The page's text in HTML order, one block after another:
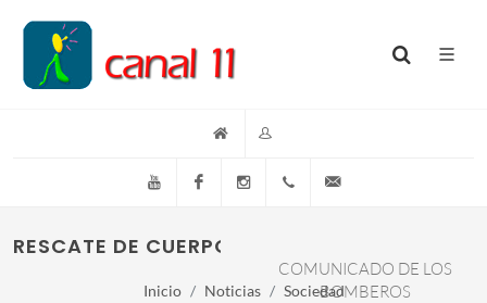
YouTube FacebookInstagram(+54)(9)3548-576073
RESCATE DE CUERPO DEL DIQUE LOS
COMUNICADO DE LOS
BOMBEROS
Inicio Noticias
Sociedad